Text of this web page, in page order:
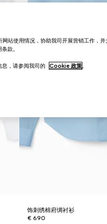
饰刺绣棉府绸衬衫
€ 690
站使用情况，协助我司开展营销工作，
款。
，请参阅我司的 Cookie 政策。